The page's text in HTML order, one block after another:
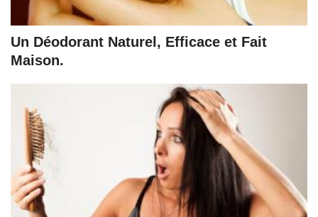
Un Déodorant Naturel, Efficace et Fait
Maison.